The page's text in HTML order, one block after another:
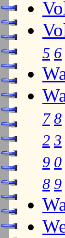
5 6
7 8
2 3
9 0
8 9